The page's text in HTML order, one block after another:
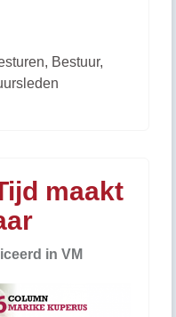
, Bestuur,
maakt
in VM